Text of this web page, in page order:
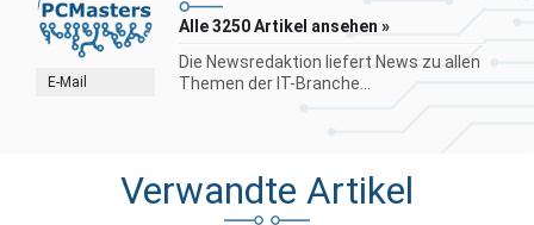
E-Mail
Alle 3250 Artikel ansehen »
Die Newsredaktion liefert News zu allen
Themen der IT-Branche...
Verwandte Artikel